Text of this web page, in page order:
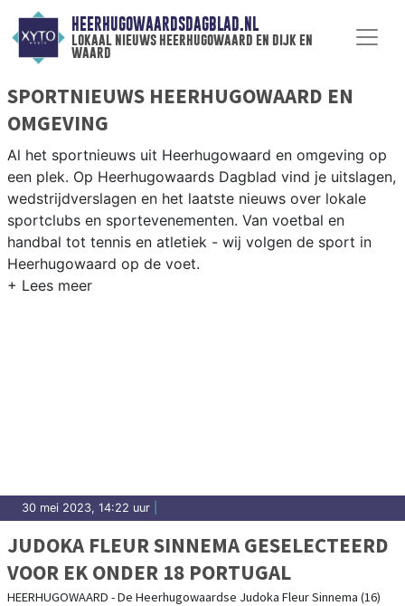
HEERHUGOWAARDSDAGBLAD.NL
lokaal nieuws heerhugowaard en dijk en
waard
SPORTNIEUWS HEERHUGOWAARD EN
OMGEVING
Al het sportnieuws uit Heerhugowaard en omgeving op
een plek. Op Heerhugowaards Dagblad vind je uitslagen,
wedstrijdverslagen en het laatste nieuws over lokale
sportclubs en sportevenementen. Van voetbal en
handbal tot tennis en atletiek - wij volgen de sport in
Heerhugowaard op de voet.
30 mei 2023, 14:22 uur
JUDOKA FLEUR SINNEMA GESELECTEERD
VOOR EK ONDER 18 PORTUGAL
HEERHUGOWAARD - De Heerhugowaardse Judoka Fleur Sinnema (16)